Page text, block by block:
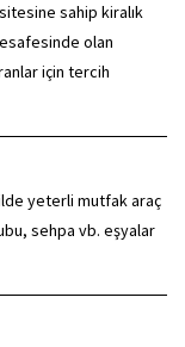
sahip kiralık
olan
için tercih
yeterli mutfak araç
sehpa vb. eşyalar